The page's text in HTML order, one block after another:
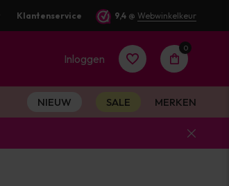
Dezelfde werkdag verstuurd
Klantenservice 9,4 @ Webwinkelkeur
Inloggen
0
NIEUW SALE MERKEN